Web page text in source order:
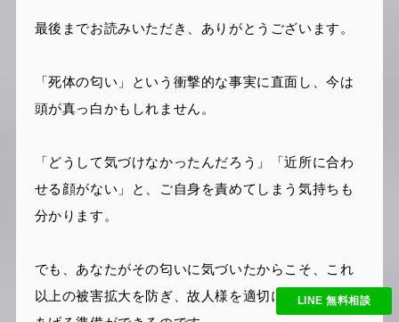
LINE 無料相談
最後までお読みいただき、ありがとうございます。
「死体の匂い」という衝撃的な事実に直面し、今は
頭が真っ白かもしれません。
「どうして気づけなかったんだろう」「近所に合わ
せる顔がない」と、ご自身を責めてしまう気持ちも
分かります。
でも、あなたがその匂いに気づいたからこそ、これ
以上の被害拡大を防ぎ、故人様を適切に送り出して